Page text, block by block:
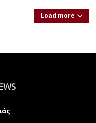
Load more